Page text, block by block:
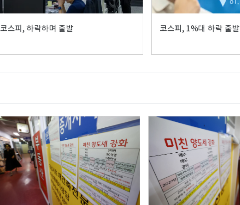
코스피, 하락하며 출발 코스피, 1%대 하락 출발